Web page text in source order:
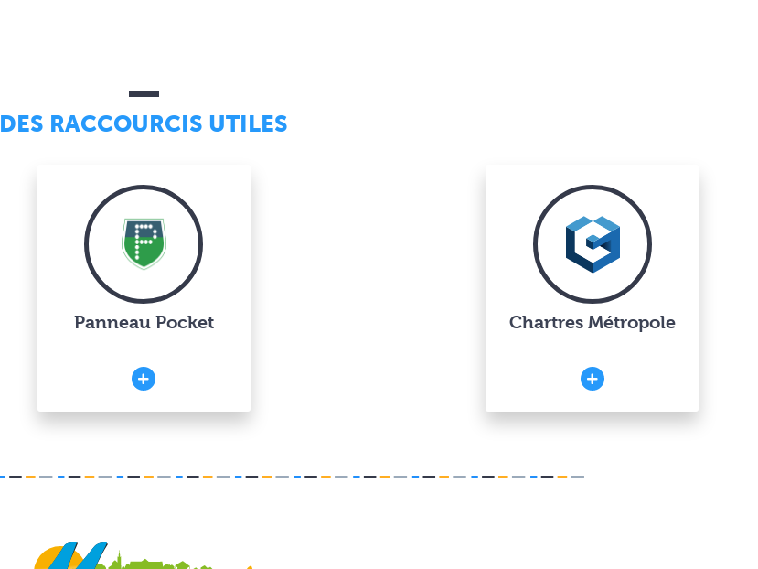
DES RACCOURCIS UTILES
Panneau Pocket Chartres Métropole